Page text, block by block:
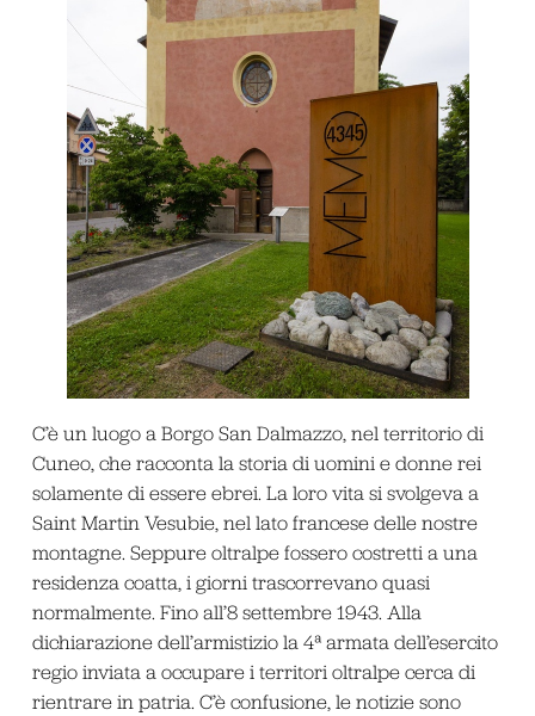
C’è un luogo a Borgo San Dalmazzo, nel territorio di
Cuneo, che racconta la storia di uomini e donne rei
solamente di essere ebrei. La loro vita si svolgeva a
Saint Martin Vesubie, nel lato francese delle nostre
montagne. Seppure oltralpe fossero costretti a una
residenza coatta, i giorni trascorrevano quasi
normalmente. Fino all’8 settembre 1943. Alla
dichiarazione dell’armistizio la 4ª armata dell’esercito
regio inviata a occupare i territori oltralpe cerca di
rientrare in patria. C’è confusione, le notizie sono